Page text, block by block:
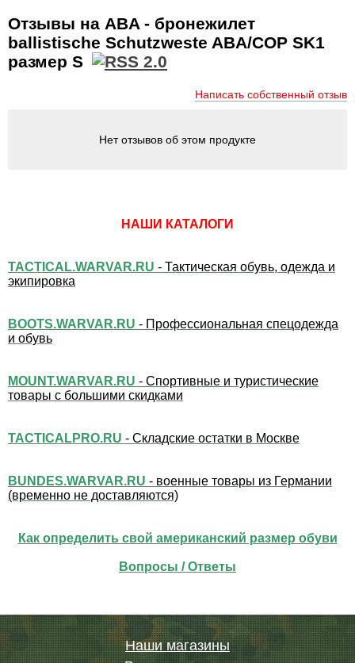
Отзывы на ABA - бронежилет
ballistische Schutzweste ABA/COP SK1
размер S
Написать собственный отзыв
Нет отзывов об этом продукте
НАШИ КАТАЛОГИ
TACTICAL.WARVAR.RU - Тактическая обувь, одежда и
экипировка
BOOTS.WARVAR.RU - Профессиональная спецодежда
и обувь
MOUNT.WARVAR.RU - Спортивные и туристические
товары с большими скидками
TACTICALPRO.RU - Складские остатки в Москве
BUNDES.WARVAR.RU - военные товары из Германии
(временно не доставляются)
Как определить свой американский размер обуви
Вопросы / Ответы
Наши магазины